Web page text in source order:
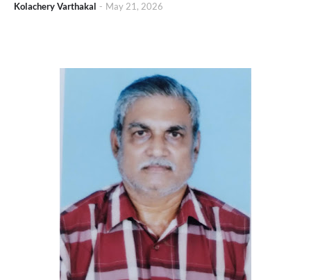
Kolachery Varthakal - May 21, 2026